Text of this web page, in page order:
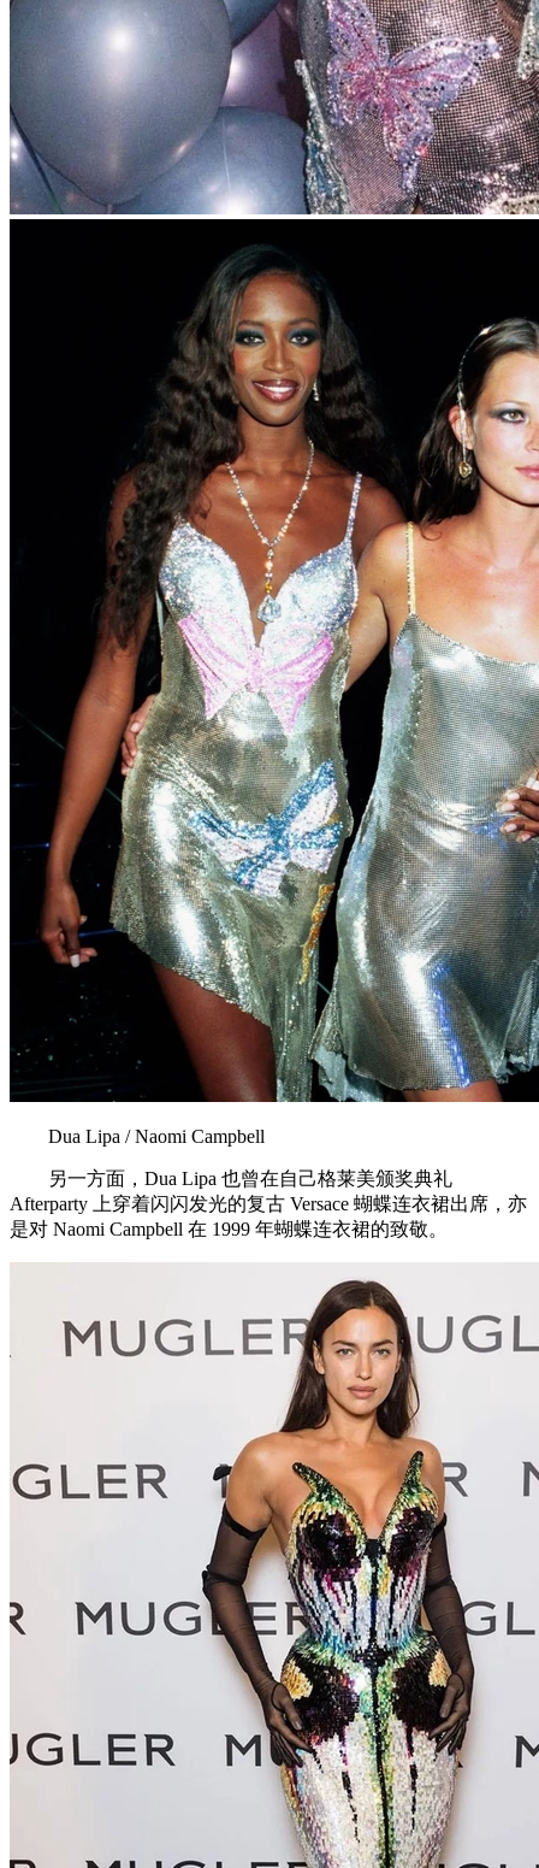
Dua Lipa / Naomi Campbell
另一方面，Dua Lipa 也曾在自己格莱美颁奖典礼
Afterparty 上穿着闪闪发光的复古 Versace 蝴蝶连衣裙出席，亦
是对 Naomi Campbell 在 1999 年蝴蝶连衣裙的致敬。